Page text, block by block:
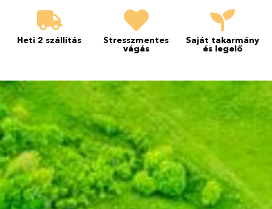
Heti 2 szállítás
Stresszmentes
vágás
Saját takarmány
és legelő